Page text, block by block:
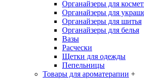
Органайзеры для
Органайзеры для
Органайзеры для шитья
Органайзеры для белья
Вазы
Расчески
Щетки для одежды
Пепельницы
Товары для ароматерапии +